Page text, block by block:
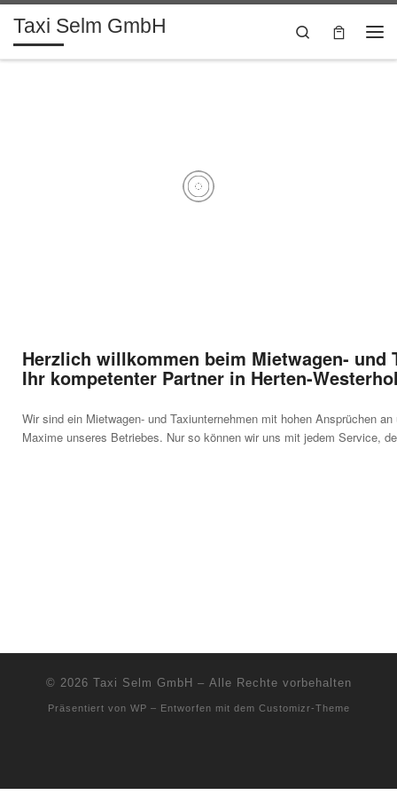
Zum Inhalt springen
Taxi Selm GmbH Search
Herzlich willkommen beim Mietwagen- und
Ihr kompetenter Partner in Herten-
Wir sind ein Mietwagen- und Taxiunternehmen mit hohen Ansprüchen
Maxime unseres Betriebes. Nur so können wir uns mit jedem Service,
© 2026 Taxi Selm GmbH – Alle Rechte vorbehalten
Präsentiert von WP – Entworfen mit dem Customizr-Theme